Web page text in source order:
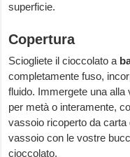
superficie.
Copertura
Sciogliete il cioccolato a
completamente fuso,
fluido. Immergete una
per metà o interamente,
vassoio ricoperto da carta
vassoio con le vostre
cioccolato.